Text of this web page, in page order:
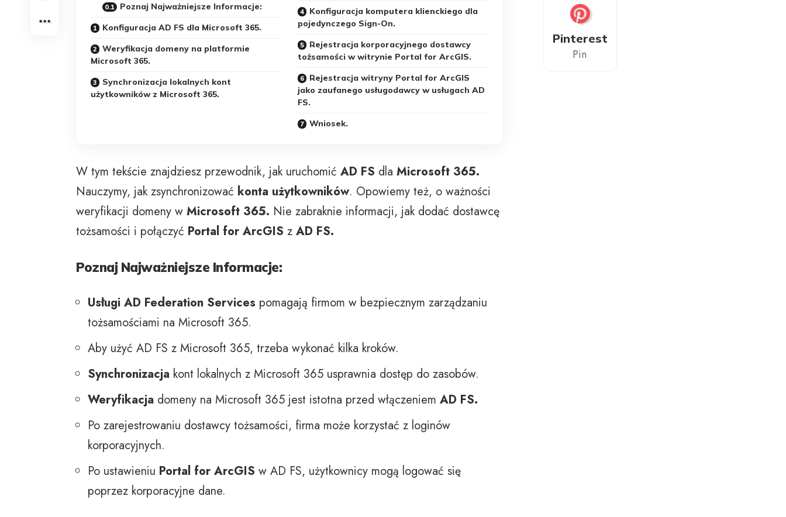
Poznaj Najważniejsze Informacje:
Konfiguracja AD FS dla Microsoft 365.
Weryfikacja domeny na platformie
Microsoft 365.
Synchronizacja lokalnych kont
użytkowników z Microsoft 365.
Konfiguracja komputera klienckiego dla
pojedynczego Sign-On.
Rejestracja korporacyjnego dostawcy
tożsamości w witrynie Portal for ArcGIS.
Rejestracja witryny Portal for ArcGIS
jako zaufanego usługodawcy w usługach AD
FS.
Wniosek.
W tym tekście znajdziesz przewodnik, jak uruchomić AD FS dla Microsoft 365.
Nauczymy, jak zsynchronizować konta użytkowników. Opowiemy też, o ważności
weryfikacji domeny w Microsoft 365. Nie zabraknie informacji, jak dodać dostawcę
tożsamości i połączyć Portal for ArcGIS z AD FS.
Poznaj Najważniejsze Informacje:
Usługi AD Federation Services pomagają firmom w bezpiecznym zarządzaniu
tożsamościami na Microsoft 365.
Aby użyć AD FS z Microsoft 365, trzeba wykonać kilka kroków.
Synchronizacja kont lokalnych z Microsoft 365 usprawnia dostęp do zasobów.
Weryfikacja domeny na Microsoft 365 jest istotna przed włączeniem AD FS.
Po zarejestrowaniu dostawcy tożsamości, firma może korzystać z loginów
korporacyjnych.
Po ustawieniu Portal for ArcGIS w AD FS, użytkownicy mogą logować się
poprzez korporacyjne dane.
Pinterest
Pin